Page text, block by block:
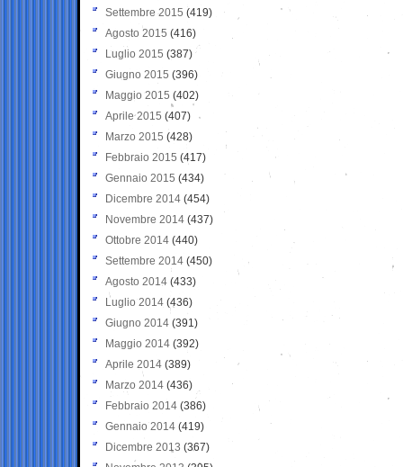
Settembre 2015 (419)
Agosto 2015 (416)
Luglio 2015 (387)
Giugno 2015 (396)
Maggio 2015 (402)
Aprile 2015 (407)
Marzo 2015 (428)
Febbraio 2015 (417)
Gennaio 2015 (434)
Dicembre 2014 (454)
Novembre 2014 (437)
Ottobre 2014 (440)
Settembre 2014 (450)
Agosto 2014 (433)
Luglio 2014 (436)
Giugno 2014 (391)
Maggio 2014 (392)
Aprile 2014 (389)
Marzo 2014 (436)
Febbraio 2014 (386)
Gennaio 2014 (419)
Dicembre 2013 (367)